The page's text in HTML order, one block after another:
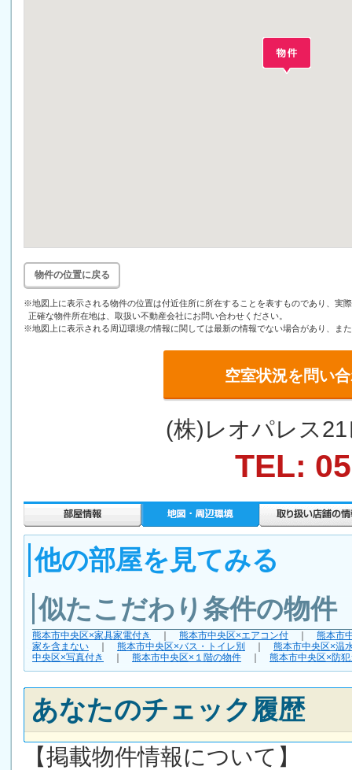
物件の位置に戻る
※地図上に表示される物件の位置は付近住所に所在することを表すものであり、実
正確な物件所在地は、取扱い不動産会社にお問い合わせください。
※地図上に表示される周辺環境の情報に関しては最新の情報でない場合があり、ま
空室状況を問い
(株)レオパレス
TEL:
他の部屋を見てみる
似たこだわり条件の物件
熊本市中央区×家具家電付き 熊本市中央区×エアコン付
熊本市
家を含まない
熊本市中央区×バス・トイレ別
熊本市中央区×温
中央区×写真付き
熊本市中央区×１階の物件 熊本市中央区×防
あなたのチェック履歴
【掲載物件情報について】